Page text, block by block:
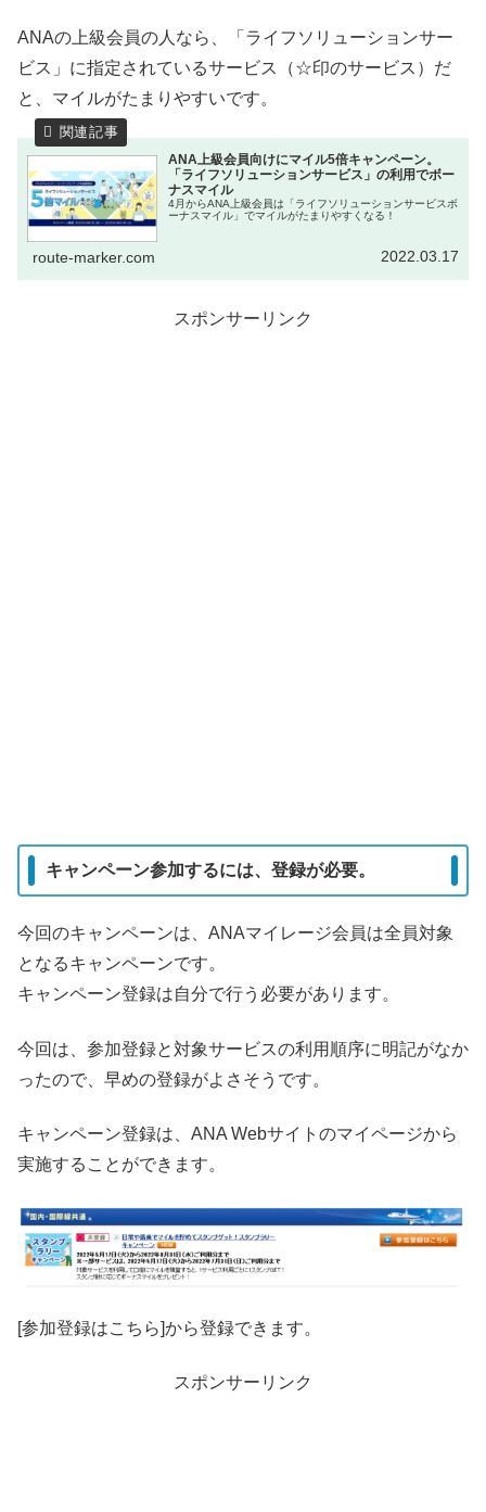
ANAの上級会員の人なら、「ライフソリューションサー
ビス」に指定されているサービス（☆印のサービス）だ
と、マイルがたまりやすいです。
ANA上級会員向けにマイル5倍キャンペーン。
「ライフソリューションサービス」の利用でボー
ナスマイル
4月からANA上級会員は「ライフソリューションサービスボ
ーナスマイル」でマイルがたまりやすくなる！
route-marker.com 2022.03.17
スポンサーリンク
キャンペーン参加するには、登録が必要。
今回のキャンペーンは、ANAマイレージ会員は全員対象
となるキャンペーンです。
キャンペーン登録は自分で行う必要があります。
今回は、参加登録と対象サービスの利用順序に明記がなか
ったので、早めの登録がよさそうです。
キャンペーン登録は、ANA Webサイトのマイページから
実施することができます。
[参加登録はこちら]から登録できます。
スポンサーリンク